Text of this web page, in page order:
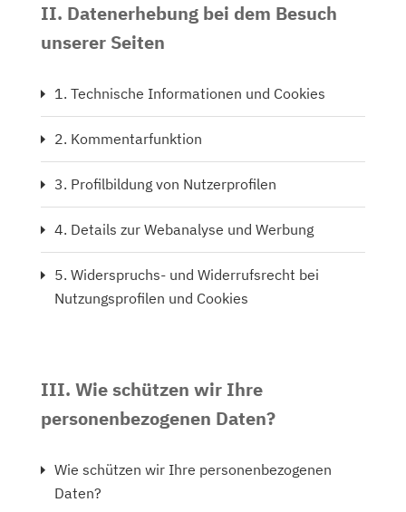
II. Datenerhebung bei dem Besuch
unserer Seiten
1. Technische Informationen und Cookies
2. Kommentarfunktion
3. Profilbildung von Nutzerprofilen
4. Details zur Webanalyse und Werbung
5. Widerspruchs- und Widerrufsrecht bei
Nutzungsprofilen und Cookies
III. Wie schützen wir Ihre
personenbezogenen Daten?
Wie schützen wir Ihre personenbezogenen
Daten?